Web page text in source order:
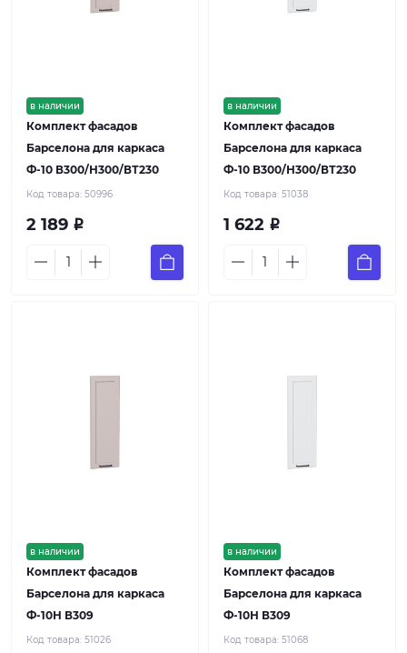
в наличии
Комплект фасадов
Барселона для каркаса
Ф-10 В300/Н300/ВТ230
Код товара: 50996
2 189 Р
в наличии
Комплект фасадов
Барселона для каркаса
Ф-10 В300/Н300/ВТ230
Код товара: 51038
1 622 Р
в наличии
Комплект фасадов
Барселона для каркаса
Ф-10Н В309
Код товара: 51026
в наличии
Комплект фасадов
Барселона для каркаса
Ф-10Н В309
Код товара: 51068